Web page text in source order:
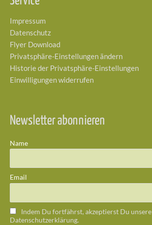
Impressum
Datenschutz
Flyer Download
Privatsphäre-Einstellungen ändern
Historie der Privatsphäre-Einstellungen
Einwilligungen widerrufen
Newsletter abonnieren
Name
Email
Indem Du fortfährst, akzeptierst Du unsere
Datenschutzerklärung.